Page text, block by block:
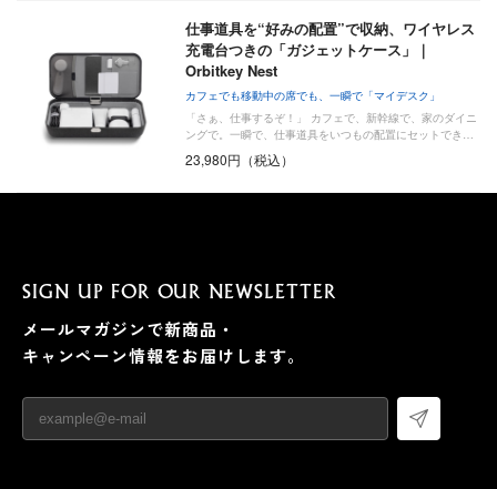
仕事道具を“好みの配置”で収納、ワイヤレス
充電台つきの「ガジェットケース」｜
Orbitkey Nest
カフェでも移動中の席でも、一瞬で「マイデスク」
「さぁ、仕事するぞ！」 カフェで、新幹線で、家のダイニ
ングで。一瞬で、仕事道具をいつもの配置にセットでき…
23,980円（税込）
SIGN UP FOR OUR NEWSLETTER
メールマガジンで新商品・
キャンペーン情報をお届けします。